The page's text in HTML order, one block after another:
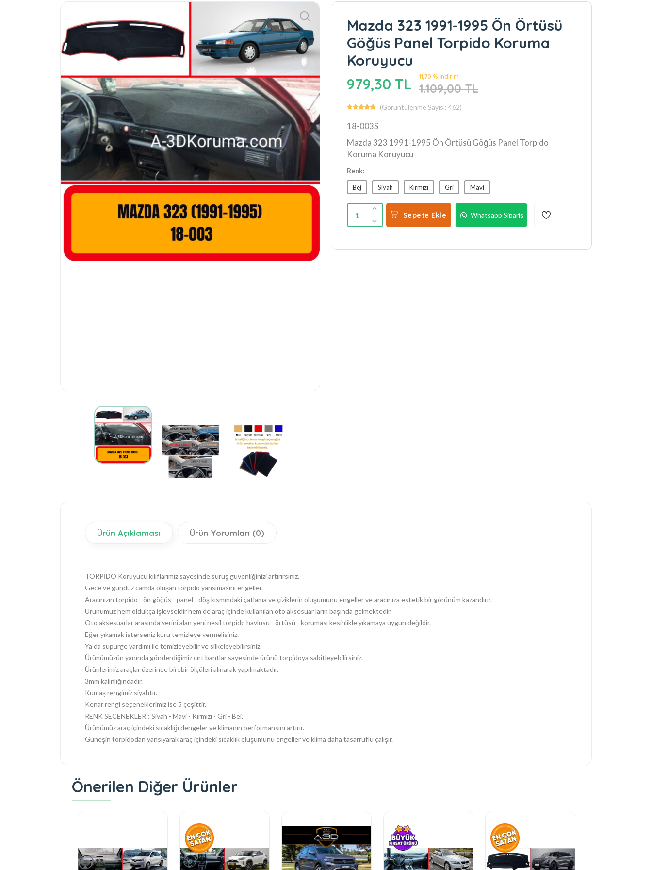
Mazda 323 1991-1995 Ön Örtüsü
Göğüs Panel Torpido Koruma
Koruyucu
979,30 TL
11,70 % İndirim
1.109,00 TL
(Görüntülenme Sayısı: 462)
18-003S
Mazda 323 1991-1995 Ön Örtüsü Göğüs Panel Torpido
Koruma Koruyucu
Renk:
Bej Siyah Kırmızı Gri Mavi
1 Sepete Ekle Whatsapp Sipariş
Ürün Açıklaması Ürün Yorumları (0)
TORPİDO Koruyucu kılıflarımız sayesinde sürüş güvenliğinizi artırırsınız.
Gece ve gündüz camda oluşan torpido yansımasını engeller.
Aracınızın torpido - ön göğüs - panel - döş kısmındaki çatlama ve çiziklerin oluşumunu engeller ve aracınıza estetik bir görünüm kazandırır.
Ürünümüz hem oldukça işlevseldir hem de araç içinde kullanılan oto aksesuar ların başında gelmektedir.
Oto aksesuarlar arasında yerini alan yeni nesil torpido havlusu - örtüsü - koruması kesinlikle yıkamaya uygun değildir.
Eğer yıkamak isterseniz kuru temizleye vermelisiniz.
Ya da süpürge yardımı ile temizleyebilir ve silkeleyebilirsiniz.
Ürünümüzün yanında gönderdiğimiz cırt bantlar sayesinde ürünü torpidoya sabitleyebilirsiniz.
Ürünlerimiz araçlar üzerinde birebir ölçüleri alınarak yapılmaktadır.
3mm kalınlığındadır.
Kumaş rengimiz siyahtır.
Kenar rengi seçeneklerimiz ise 5 çeşittir.
RENK SEÇENEKLERİ: Siyah - Mavi - Kırmızı - Gri - Bej.
Ürünümüz araç içindeki sıcaklığı dengeler ve klimanın performansını artırır.
Güneşin torpidodan yansıyarak araç içindeki sıcaklık oluşumunu engeller ve klima daha tasarruflu çalışır.
Önerilen Diğer Ürünler